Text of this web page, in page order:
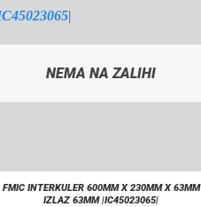
NEMA NA ZALIHI
FMIC INTERKULER 600MM X 230MM X 63MM
IZLAZ 63MM |IC45023065|